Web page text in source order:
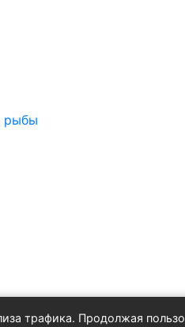
рыбы
трафика. Продолжая